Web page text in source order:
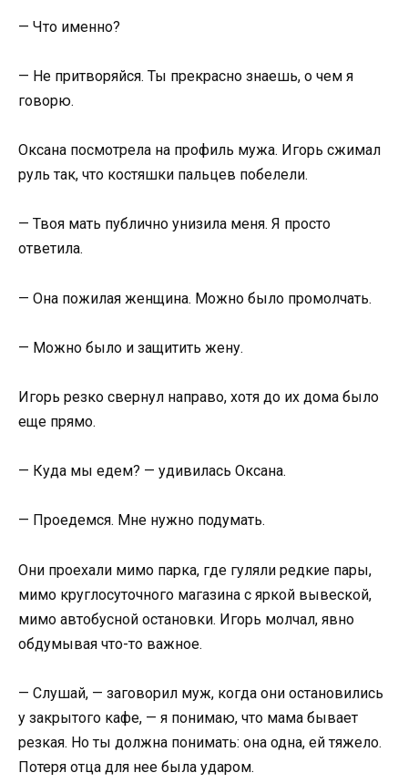
— Что именно?
— Не притворяйся. Ты прекрасно знаешь, о чем я
говорю.
Оксана посмотрела на профиль мужа. Игорь сжимал
руль так, что костяшки пальцев побелели.
— Твоя мать публично унизила меня. Я просто
ответила.
— Она пожилая женщина. Можно было промолчать.
— Можно было и защитить жену.
Игорь резко свернул направо, хотя до их дома было
еще прямо.
— Куда мы едем? — удивилась Оксана.
— Проедемся. Мне нужно подумать.
Они проехали мимо парка, где гуляли редкие пары,
мимо круглосуточного магазина с яркой вывеской,
мимо автобусной остановки. Игорь молчал, явно
обдумывая что-то важное.
— Слушай, — заговорил муж, когда они остановились
у закрытого кафе, — я понимаю, что мама бывает
резкая. Но ты должна понимать: она одна, ей тяжело.
Потеря отца для нее была ударом.